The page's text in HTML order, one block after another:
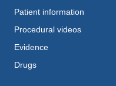
Patient information
Procedural videos
Evidence
Drugs